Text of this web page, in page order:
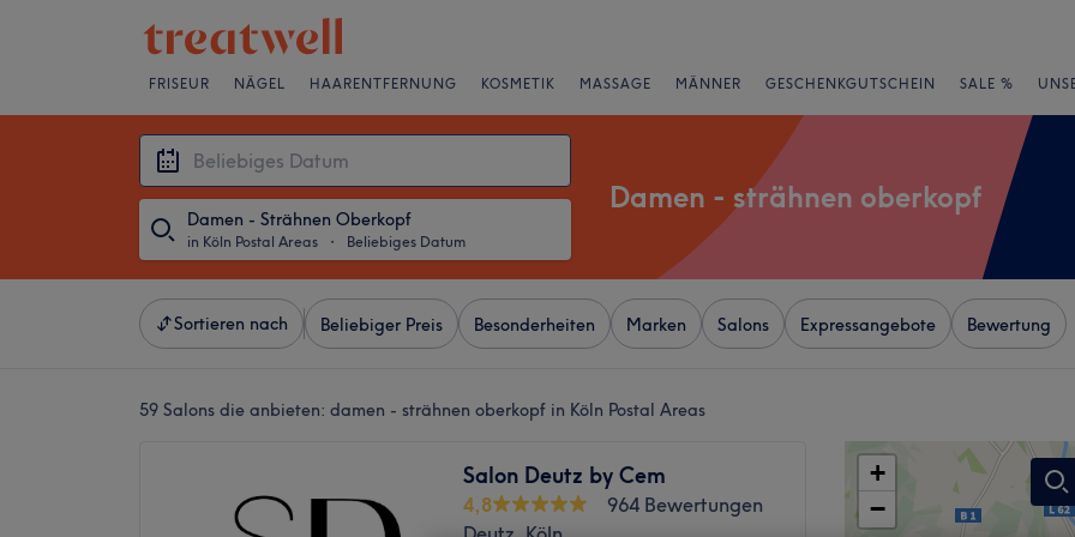
FRISEUR NÄGEL HAARENTFERNUNG KOSMETIK MASSAGE MÄNNER GESCHENKGUTSCHEIN SALE %
Damen - Strähnen Oberkopf
in Köln Postal Areas ・ Beliebiges Datum
Damen - strähnen oberkopf
Sortieren nach Beliebiger Preis Besonderheiten Marken Salons Expressangebote Bewertung
59 Salons die anbieten: damen - strähnen oberkopf in Köln Postal Areas
Salon Deutz by Cem
4,8
964 Bewertungen
+
−